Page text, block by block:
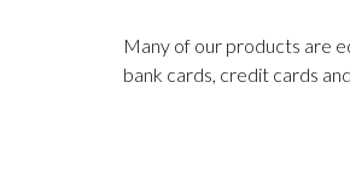
Many of our products are
bank cards, credit cards